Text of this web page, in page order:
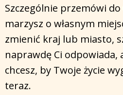
Szczególnie przemówi do
marzysz o własnym
zmienić kraj lub miasto,
naprawdę Ci
chcesz, by Twoje życie
teraz.